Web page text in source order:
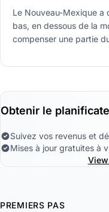
Le Nouveau-Mexique
bas, en dessous de la
compenser une partie
Obtenir le
Suivez vos revenus et
Mises à jour gratuites à
PREMIERS PAS